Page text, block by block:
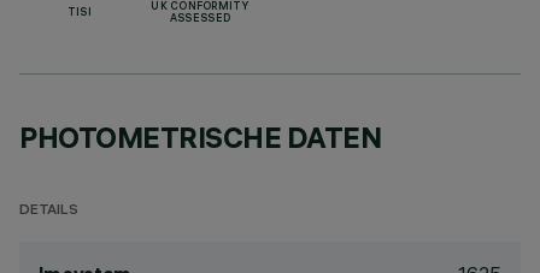
TISI
UK CONFORMITY
ASSESSED
PHOTOMETRISCHE DATEN
DETAILS